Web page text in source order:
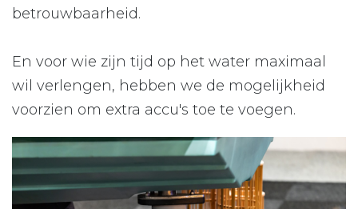
betrouwbaarheid.
En voor wie zijn tijd op het water maximaal
wil verlengen, hebben we de mogelijkheid
voorzien om extra accu's toe te voegen.